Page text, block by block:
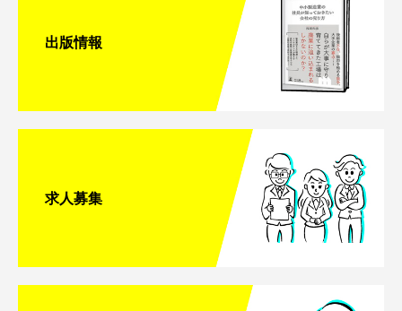
出版情報
求人募集